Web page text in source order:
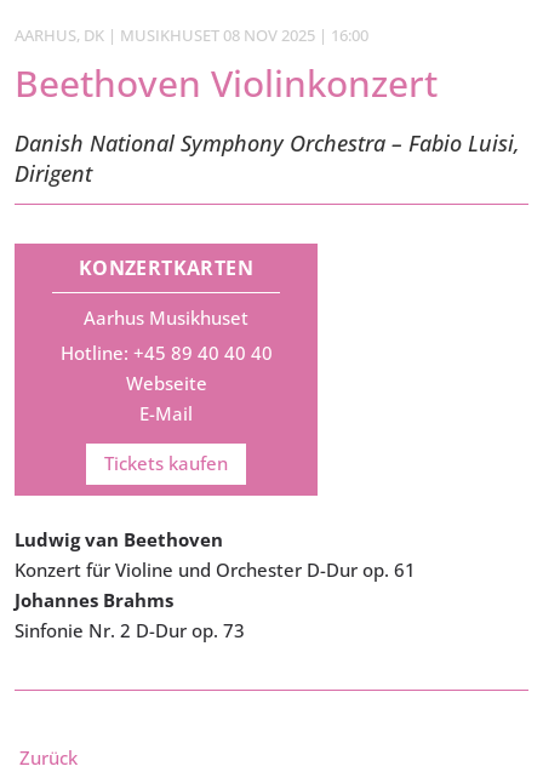
AARHUS, DK | MUSIKHUSET 08 NOV 2025 | 16:00
Beethoven Violinkonzert
Danish National Symphony Orchestra – Fabio Luisi,
Dirigent
KONZERTKARTEN
Aarhus Musikhuset
Hotline: +45 89 40 40 40
Webseite
E-Mail
Tickets kaufen
Ludwig van Beethoven
Konzert für Violine und Orchester D-Dur op. 61
Johannes Brahms
Sinfonie Nr. 2 D-Dur op. 73
Zurück